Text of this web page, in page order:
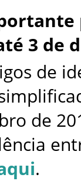
3 de
de
de
.